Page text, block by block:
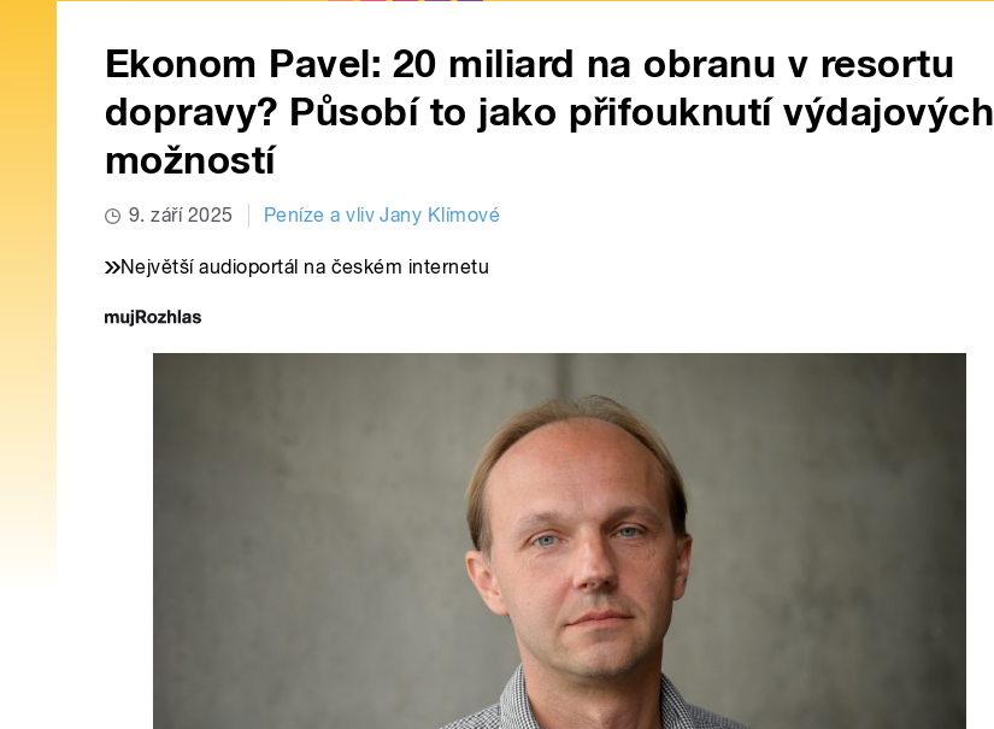
Ekonom Pavel: 20 miliard na obranu v resortu
dopravy? Působí to jako přifouknutí výdajových
možností
9. září 2025 Peníze a vliv Jany Klímové
Největší audioportál na českém internetu